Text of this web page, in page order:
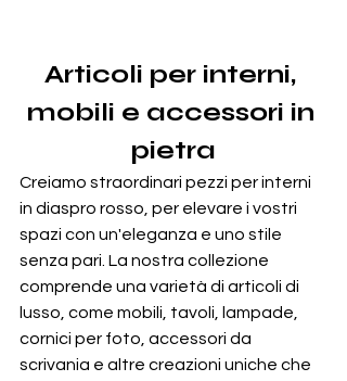
Articoli per interni,
mobili e accessori in
pietra
Creiamo straordinari pezzi per interni
in diaspro rosso, per elevare i vostri
spazi con un'eleganza e uno stile
senza pari. La nostra collezione
comprende una varietà di articoli di
lusso, come mobili, tavoli, lampade,
cornici per foto, accessori da
scrivania e altre creazioni uniche che